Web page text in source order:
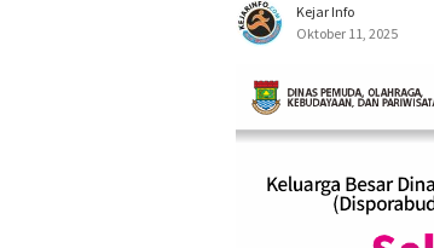
Kejar Info
Oktober 11, 2025